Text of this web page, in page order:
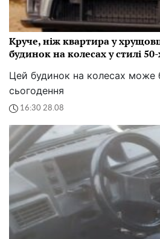
Круче, ніж квартира у
будинок на колесах у стилі
Цей будинок на колесах може
сьогодення
16:30 28.08